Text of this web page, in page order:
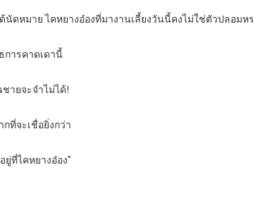
ดหมาย ไคหยางอ๋องที่มางานเลี้ยงวันนี้คงไม่ใช่ตัวปลอมห
การคาดเดานี้
ายจะจำไม่ได้!
ที่จะเชื่อยิ่งกว่า
ที่ไคหยางอ๋อง”